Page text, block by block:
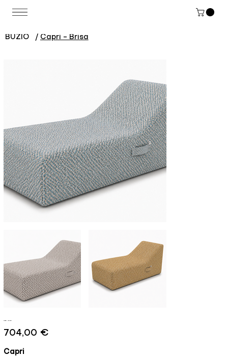
BUZIO / Capri - Brisa
Preço
704,00 €
Capri